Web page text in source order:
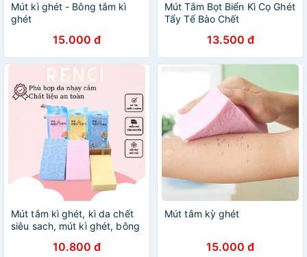
Mút kì ghét - Bông tắm kì
ghét
15.000 đ
Mút Tắm Bọt Biển Kì Cọ Ghét
Tẩy Tế Bào Chết
13.500 đ
Mút tắm kì ghét, kì da chết
siêu sach, mút kì ghét, bông
10.800 đ
Mút tắm kỳ ghét
15.000 đ